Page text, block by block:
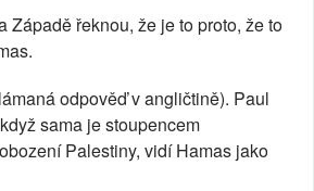
Západě řeknou, že je to proto, že to
odpověď v angličtině). Paul
sama je stoupencem
Palestiny, vidí Hamas jako